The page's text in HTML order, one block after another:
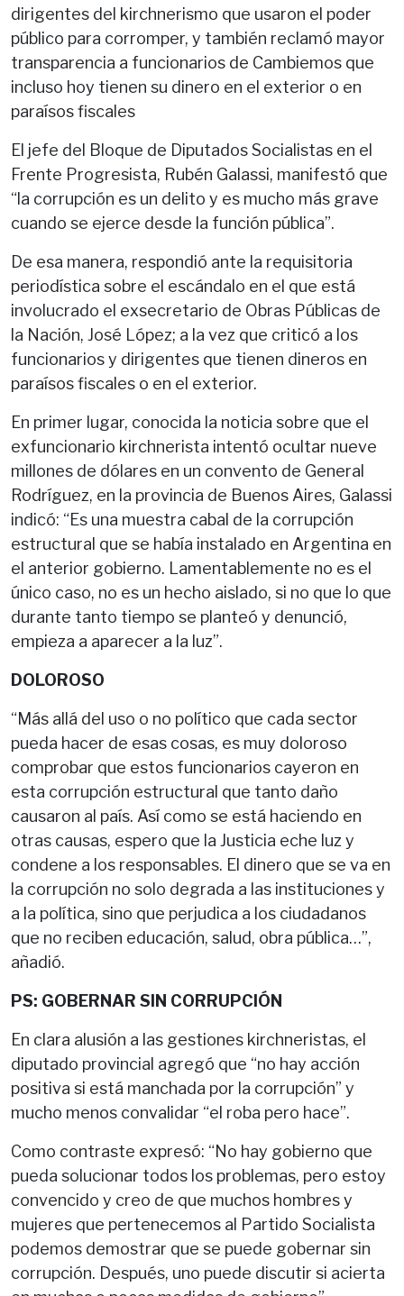
dirigentes del kirchnerismo que usaron el poder
público para corromper, y también reclamó mayor
transparencia a funcionarios de Cambiemos que
incluso hoy tienen su dinero en el exterior o en
paraísos fiscales
El jefe del Bloque de Diputados Socialistas en el
Frente Progresista, Rubén Galassi, manifestó que
“la corrupción es un delito y es mucho más grave
cuando se ejerce desde la función pública”.
De esa manera, respondió ante la requisitoria
periodística sobre el escándalo en el que está
involucrado el exsecretario de Obras Públicas de
la Nación, José López; a la vez que criticó a los
funcionarios y dirigentes que tienen dineros en
paraísos fiscales o en el exterior.
En primer lugar, conocida la noticia sobre que el
exfuncionario kirchnerista intentó ocultar nueve
millones de dólares en un convento de General
Rodríguez, en la provincia de Buenos Aires, Galassi
indicó: “Es una muestra cabal de la corrupción
estructural que se había instalado en Argentina en
el anterior gobierno. Lamentablemente no es el
único caso, no es un hecho aislado, si no que lo que
durante tanto tiempo se planteó y denunció,
empieza a aparecer a la luz”.
DOLOROSO
“Más allá del uso o no político que cada sector
pueda hacer de esas cosas, es muy doloroso
comprobar que estos funcionarios cayeron en
esta corrupción estructural que tanto daño
causaron al país. Así como se está haciendo en
otras causas, espero que la Justicia eche luz y
condene a los responsables. El dinero que se va en
la corrupción no solo degrada a las instituciones y
a la política, sino que perjudica a los ciudadanos
que no reciben educación, salud, obra pública…”,
añadió.
PS: GOBERNAR SIN CORRUPCIÓN
En clara alusión a las gestiones kirchneristas, el
diputado provincial agregó que “no hay acción
positiva si está manchada por la corrupción” y
mucho menos convalidar “el roba pero hace”.
Como contraste expresó: “No hay gobierno que
pueda solucionar todos los problemas, pero estoy
convencido y creo de que muchos hombres y
mujeres que pertenecemos al Partido Socialista
podemos demostrar que se puede gobernar sin
corrupción. Después, uno puede discutir si acierta